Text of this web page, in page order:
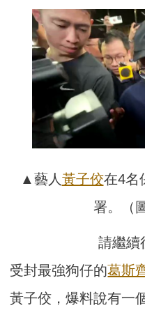
▲藝人黃子佼在4名
署。（
請繼
受封最強狗仔的葛斯
黃子佼，爆料說有一